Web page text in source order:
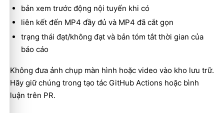
bản xem trước động nội tuyến khi có
liên kết đến MP4 đầy đủ và MP4 đã cắt gọn
trạng thái đạt/không đạt và bản tóm tắt thời gian của
báo cáo
Không đưa ảnh chụp màn hình hoặc video vào kho lưu trữ.
Hãy giữ chúng trong tạo tác GitHub Actions hoặc bình
luận trên PR.